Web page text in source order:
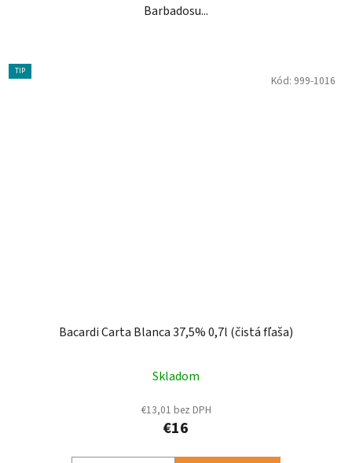
Barbadosu...
TIP
Bacardi Carta Blanca 37,5% 0,7l (čistá fľaša)
Skladom
€13,01 bez DPH
€16
Kód: 999-1016